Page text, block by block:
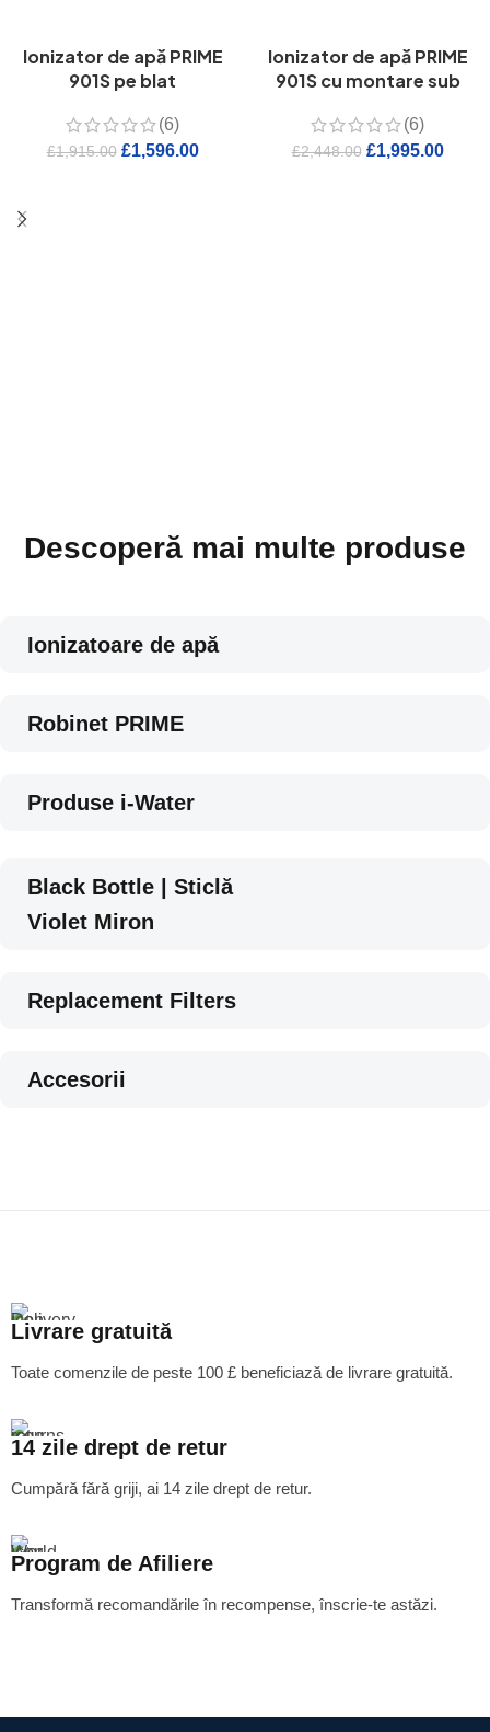
Ionizator de apă PRIME
901S pe blat
(6)
£1,915.00 £1,596.00
Ionizator de apă PRIME
901S cu montare sub
(6)
£2,448.00 £1,995.00
Descoperă mai multe produse
Ionizatoare de apă
Robinet PRIME
Produse i-Water
Black Bottle | Sticlă
Violet Miron
Replacement Filters
Accesorii
Livrare gratuită
Toate comenzile de peste 100 £ beneficiază de livrare gratuită.
14 zile drept de retur
Cumpără fără griji, ai 14 zile drept de retur.
Program de Afiliere
Transformă recomandările în recompense, înscrie-te astăzi.